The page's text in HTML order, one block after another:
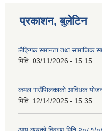
प्रकाशन, बुलेटिन
लैङ्गिक समानता तथा सामाजिक
मिति: 03/11/2026 - 15:15
कमल गाउँपािलकाको आविधक
मिति: 12/14/2025 - 15:35